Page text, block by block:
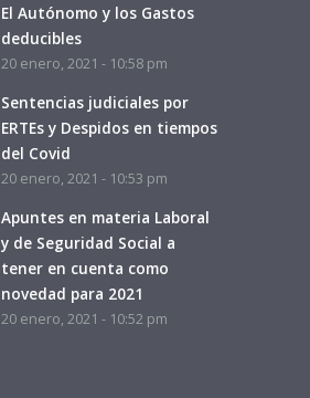
El Autónomo y los Gastos
deducibles
20 enero, 2021 - 10:58 pm
Sentencias judiciales por
ERTEs y Despidos en tiempos
del Covid
20 enero, 2021 - 10:53 pm
Apuntes en materia Laboral
y de Seguridad Social a
tener en cuenta como
novedad para 2021
20 enero, 2021 - 10:52 pm